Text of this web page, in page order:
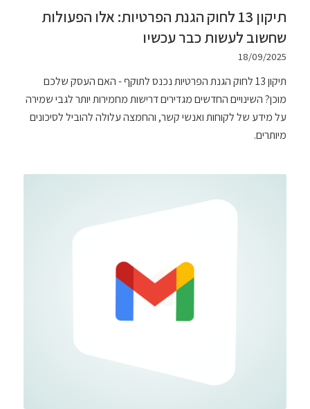
תיקון 13 לחוק הגנת הפרטיות: אלו הפעולות
שחשוב לעשות כבר עכשיו
18/09/2025
תיקון 13 לחוק הגנת הפרטיות נכנס לתוקף - האם העסק שלכם
מוכן? השינויים החדשים מגדירים דרישות מחמירות יותר לגבי שמירה
על מידע של לקוחות ואנשי קשר, והחמצה עלולה להוביל לסיכונים
מיותרים.